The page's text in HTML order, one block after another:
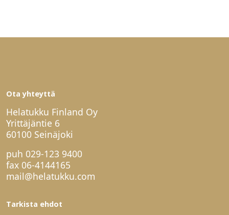
Ota yhteyttä
Helatukku Finland Oy
Yrittäjäntie 6
60100 Seinäjoki
puh 029-123 9400
fax 06-4144165
mail@helatukku.com
Tarkista ehdot